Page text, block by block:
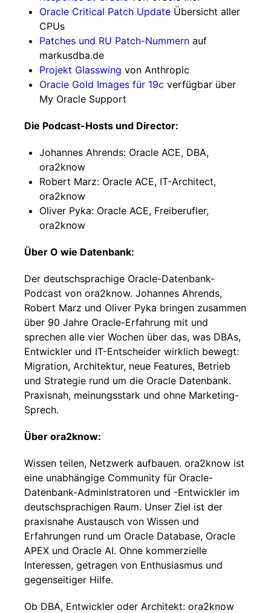
Oracle Critical Patch Update Übersicht aller
CPUs
Patches und RU Patch-Nummern auf
markusdba.de
Projekt Glasswing von Anthropic
Oracle Gold Images für 19c verfügbar über
My Oracle Support
Die Podcast-Hosts und Director:
Johannes Ahrends: Oracle ACE, DBA,
ora2know
Robert Marz: Oracle ACE, IT-Architect,
ora2know
Oliver Pyka: Oracle ACE, Freiberufler,
ora2know
Über O wie Datenbank:
Der deutschsprachige Oracle-Datenbank-
Podcast von ora2know. Johannes Ahrends,
Robert Marz und Oliver Pyka bringen zusammen
über 90 Jahre Oracle-Erfahrung mit und
sprechen alle vier Wochen über das, was DBAs,
Entwickler und IT-Entscheider wirklich bewegt:
Migration, Architektur, neue Features, Betrieb
und Strategie rund um die Oracle Datenbank.
Praxisnah, meinungsstark und ohne Marketing-
Sprech.
Über ora2know:
Wissen teilen, Netzwerk aufbauen. ora2know ist
eine unabhängige Community für Oracle-
Datenbank-Administratoren und -Entwickler im
deutschsprachigen Raum. Unser Ziel ist der
praxisnahe Austausch von Wissen und
Erfahrungen rund um Oracle Database, Oracle
APEX und Oracle AI. Ohne kommerzielle
Interessen, getragen von Enthusiasmus und
gegenseitiger Hilfe.
Ob DBA, Entwickler oder Architekt: ora2know